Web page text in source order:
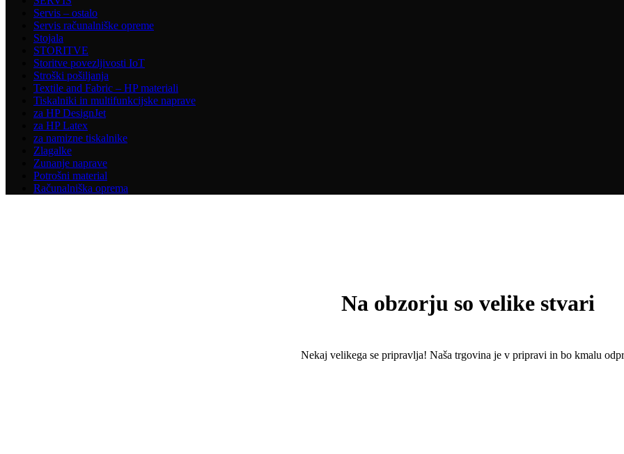
Servis – ostalo
Servis računalniške opreme
Stojala
STORITVE
Storitve povezljivosti IoT
Stroški pošiljanja
Textile and Fabric – HP materiali
Tiskalniki in multifunkcijske naprave
za HP DesignJet
za HP Latex
za namizne tiskalnike
Zlagalke
Zunanje naprave
Potrošni material
Računalniška oprema
Na obzorju so velike stvari
Nekaj ​​velikega se pripravlja! Naša trgovina je v pripravi in ​​bo kmalu